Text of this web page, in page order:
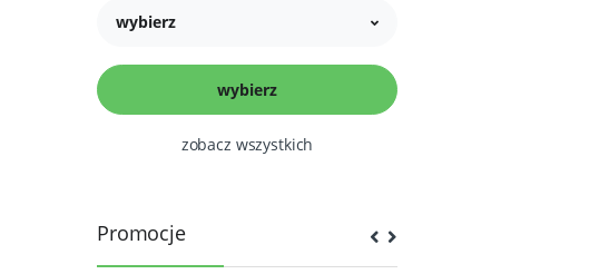
wybierz
zobacz wszystkich
Promocje